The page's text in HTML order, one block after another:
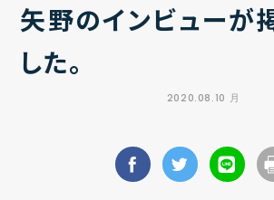
矢野のインビューが
した。
2020.08.10 月